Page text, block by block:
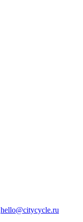
hello@citycycle.ru